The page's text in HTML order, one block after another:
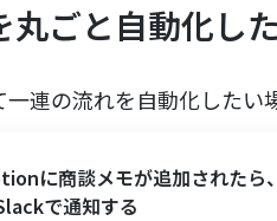
丸ごと自動化し
連の流れを自動化したい
に商談メモが追加されたら
で通知する